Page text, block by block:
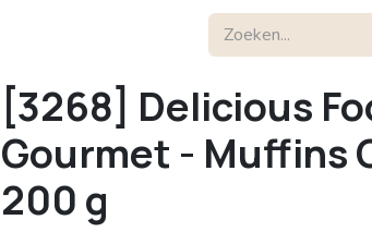
[3268] Delicious
Gourmet - Muffins
200 g